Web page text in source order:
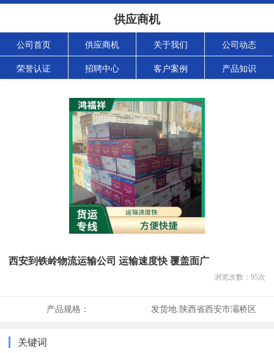
供应商机
公司首页 供应商机 关于我们 公司动态
荣誉认证 招聘中心 客户案例 产品知识
西安到铁岭物流运输公司 运输速度快 覆盖面广
浏览次数： 95次
产品规格： 发货地:陕西省西安市灞桥区
关键词